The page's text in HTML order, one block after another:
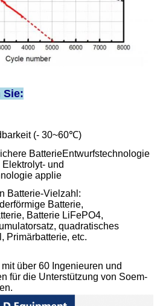
Sie:
(- 30~60℃)
BatterieEntwurfstechnologie
und
applie
Batterie-Vielzahl:
Batterie,
Batterie LiFePO4,
quadratisches
Primärbatterie, etc.
über 60 Ingenieuren und
für die Unterstützung von Soem-